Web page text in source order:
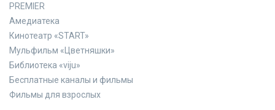
PREMIER
Амедиатека
Кинотеатр «START»
Мульфильм «Цветняшки»
Библиотека «viju»
Бесплатные каналы и фильмы
Фильмы для взрослых